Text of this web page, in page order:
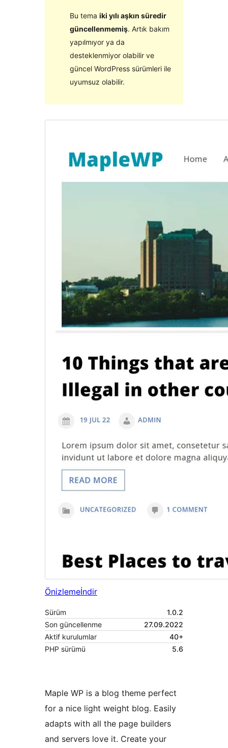
Bu tema iki yılı aşkın süredir
güncellenmemiş. Artık bakım
yapılmıyor ya da
desteklenmiyor olabilir ve
güncel WordPress sürümleri ile
uyumsuz olabilir.
Önizlemeİndir
Sürüm
1.0.2
Son güncellenme
27.09.2022
Aktif kurulumlar
40+
PHP sürümü
5.6
Maple WP is a blog theme perfect
for a nice light weight blog. Easily
adapts with all the page builders
and servers love it. Create your